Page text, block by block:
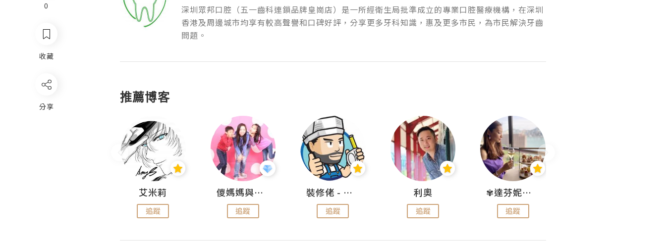
0
收藏
分享
深圳眾邦口腔（五一齒科連鎖品牌皇崗店）是一所經衛生局批準成立的專業口腔醫療機構，在深圳
香港及周邊城市均享有較高聲譽和口碑好評，分享更多牙科知識，惠及更多市民，為市民解決牙齒
問題。
推薦博客
艾米莉
追蹤
儍媽媽與兩隻小魔怪之家
追蹤
裝修佬 - 香港一站式網上裝修平台
追蹤
利奧
追蹤
✾達芬妮•愛孩子•愛生活✾
追蹤